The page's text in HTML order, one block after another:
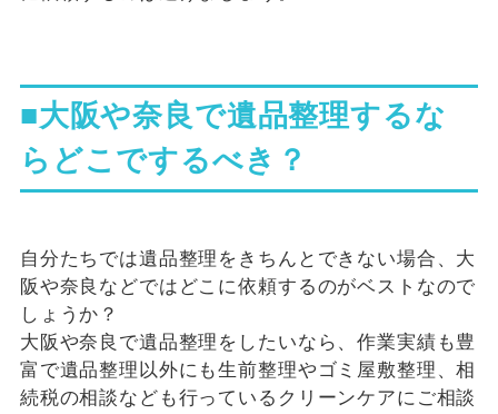
■大阪や奈良で遺品整理するな
らどこでするべき？
自分たちでは遺品整理をきちんとできない場合、大
阪や奈良などではどこに依頼するのがベストなので
しょうか？
大阪や奈良で遺品整理をしたいなら、作業実績も豊
富で遺品整理以外にも生前整理やゴミ屋敷整理、相
続税の相談なども行っているクリーンケアにご相談